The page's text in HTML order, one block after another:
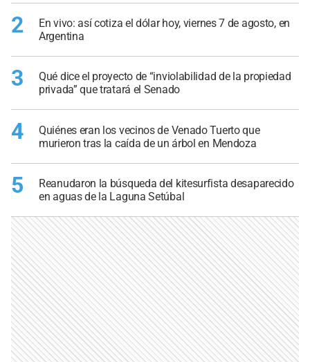
2
En vivo: así cotiza el dólar hoy, viernes 7 de agosto, en
Argentina
3
Qué dice el proyecto de “inviolabilidad de la propiedad
privada” que tratará el Senado
4
Quiénes eran los vecinos de Venado Tuerto que
murieron tras la caída de un árbol en Mendoza
5
Reanudaron la búsqueda del kitesurfista desaparecido
en aguas de la Laguna Setúbal